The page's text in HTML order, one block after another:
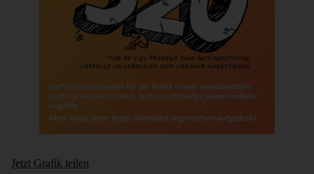
Jetzt Grafik teilen